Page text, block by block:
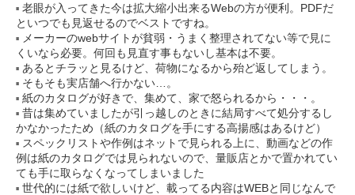
老眼が入ってきた今は拡大縮小出来るWebの方が便利。PDFだ
といつでも見返せるのでベストですね。
メーカーのwebサイトが貧弱・うまく整理されてない等で見に
くいなら必要。何回も見直す事もないし基本は不要。
あるとチラッと見るけど、荷物になるから殆ど返してしまう。
そもそも実店舗へ行かない…。
紙のカタログが好きで、集めて、家で怒られるから・・・。
昔は集めていましたが引っ越しのときに結局すべて処分するし
かなかったため（紙のカタログを手にする高揚感はあるけど）
スペックリストや作例はネットで見られる上に、動画などの作
例は紙のカタログでは見られないので、量販店とかで置かれてい
ても手に取らなくなってしまいました
世代的には紙で欲しいけど、載ってる内容はWEBと同じなんで